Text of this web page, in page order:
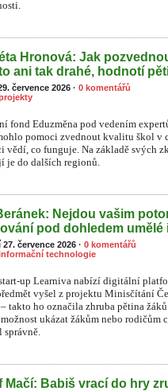
Hronová: Jak
ani tak drahé, hodnotí
července 2026 · 0 komentářů
fond Eduzměna pod vedením
pomoci zvednout kvalitu škol v
vědí, co funguje. Na základě svých
je do dalších regionů.
Nejdou vašim
pod dohledem umělé
července 2026 · 0 komentářů
technologie
up Learniva nabízí digitální
vyšel z projektu Minisčítání
– takto ho označila zhruba pětina
ukázat žákům nebo
správně.
Mačí: Babiš vrací do hry